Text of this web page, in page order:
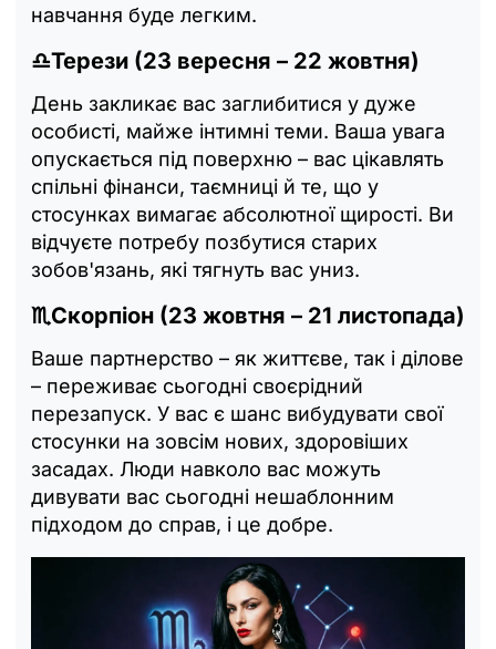
навчання буде легким.
♎Терези (23 вересня – 22 жовтня)
День закликає вас заглибитися у дуже
особисті, майже інтимні теми. Ваша увага
опускається під поверхню – вас цікавлять
спільні фінанси, таємниці й те, що у
стосунках вимагає абсолютної щирості. Ви
відчуєте потребу позбутися старих
зобов'язань, які тягнуть вас униз.
♏Скорпіон (23 жовтня – 21 листопада)
Ваше партнерство – як життєве, так і ділове
– переживає сьогодні своєрідний
перезапуск. У вас є шанс вибудувати свої
стосунки на зовсім нових, здоровіших
засадах. Люди навколо вас можуть
дивувати вас сьогодні нешаблонним
підходом до справ, і це добре.